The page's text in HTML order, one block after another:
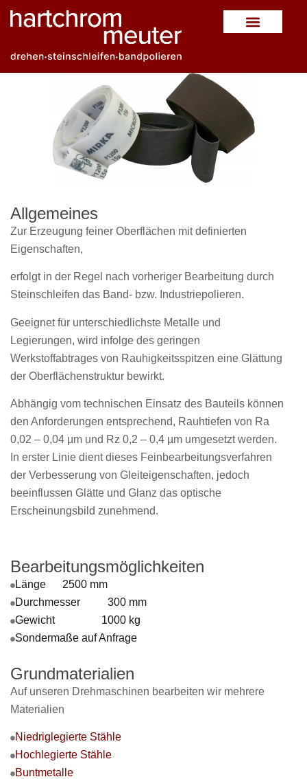
BANDPOLIEREN
Allgemeines
Zur Erzeugung feiner Oberflächen mit definierten
Eigenschaften,
erfolgt in der Regel nach vorheriger Bearbeitung durch
Steinschleifen das Band- bzw. Industriepolieren.
Geeignet für unterschiedlichste Metalle und
Legierungen, wird infolge des geringen
Werkstoffabtrages von Rauhigkeitsspitzen eine Glättung
der Oberflächenstruktur bewirkt.
Abhängig vom technischen Einsatz des Bauteils können
den Anforderungen entsprechend, Rauhtiefen von Ra
0,02 – 0,04 µm und Rz 0,2 – 0,4 µm umgesetzt werden.
In erster Linie dient dieses Feinbearbeitungsverfahren
der Verbesserung von Gleiteigenschaften, jedoch
beeinflussen Glätte und Glanz das optische
Erscheinungsbild zunehmend.
Niedriglegierte Stähle
Hochlegierte Stähle
Buntmetalle
Grundmaterialien
Auf unseren Drehmaschinen bearbeiten wir mehrere
Materialien
Länge 2500 mm
Durchmesser 300 mm
Gewicht 1000 kg
Sondermaße auf Anfrage
Bearbeitungsmöglichkeiten